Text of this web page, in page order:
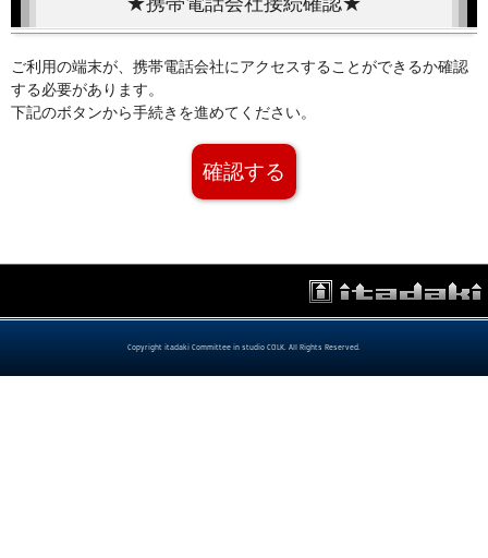
ご利用の端末が、携帯電話会社にアクセスすることができるか確認
する必要があります。
下記のボタンから手続きを進めてください。
確認する
Copyright itadaki Committee in studio COLK. All Rights Reserved.